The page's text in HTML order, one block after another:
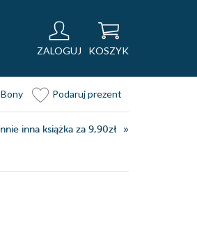
ZALOGUJ KOSZYK
Bony Podaruj prezent
inna książka za 9,90zł